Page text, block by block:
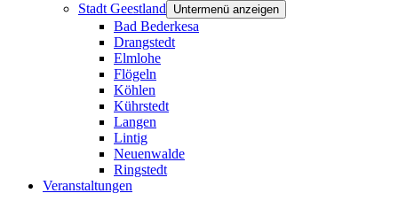
Stadt Geestland
Untermenü anzeigen
Bad Bederkesa
Drangstedt
Elmlohe
Flögeln
Köhlen
Kührstedt
Langen
Lintig
Neuenwalde
Ringstedt
Veranstaltungen